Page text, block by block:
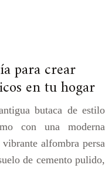
para crear
en tu hogar
butaca de estilo
con una moderna
alfombra persa
de cemento pulido,